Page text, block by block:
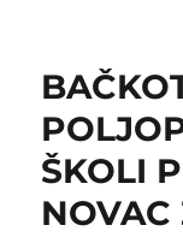
ŠKOLI
NOVAC